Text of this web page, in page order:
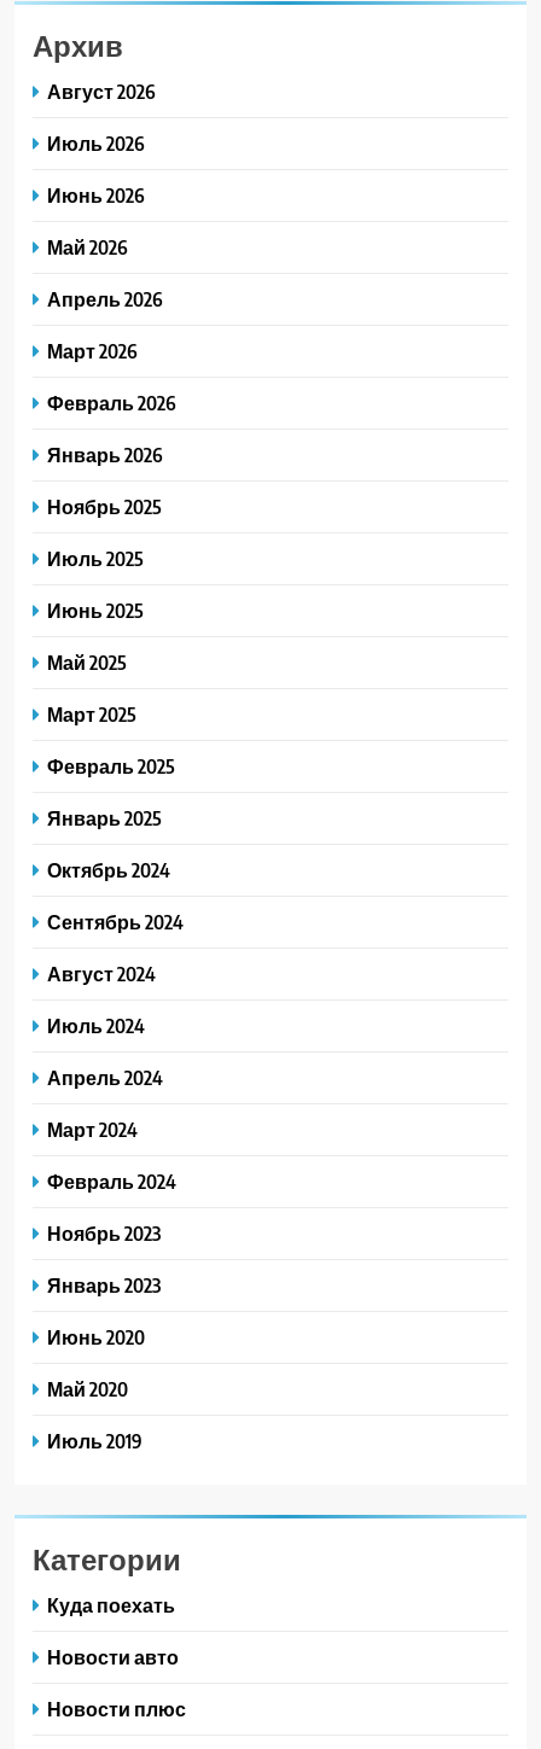
Архив
Август 2026
Июль 2026
Июнь 2026
Май 2026
Апрель 2026
Март 2026
Февраль 2026
Январь 2026
Ноябрь 2025
Июль 2025
Июнь 2025
Май 2025
Март 2025
Февраль 2025
Январь 2025
Октябрь 2024
Сентябрь 2024
Август 2024
Июль 2024
Апрель 2024
Март 2024
Февраль 2024
Ноябрь 2023
Январь 2023
Июнь 2020
Май 2020
Июль 2019
Категории
Куда поехать
Новости авто
Новости плюс